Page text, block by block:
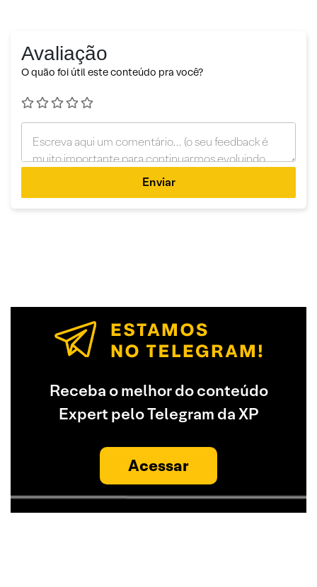
Avaliação
O quão foi útil este conteúdo pra você?
Enviar
Receba o melhor do conteúdo
Expert pelo Telegram da XP
Acessar